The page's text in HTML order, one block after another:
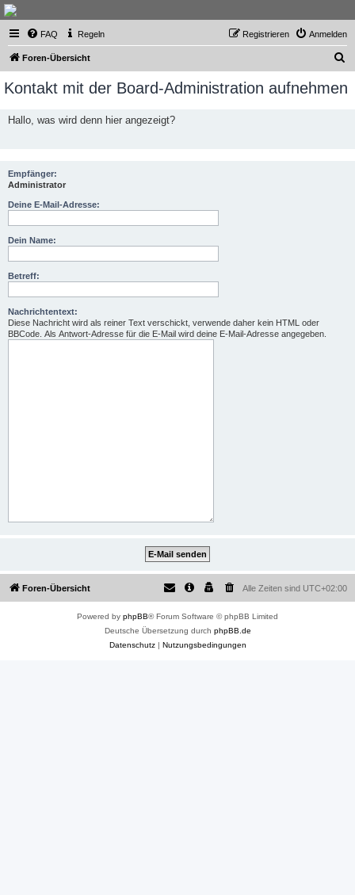
Thailand & Isaan Forum
- isaan-thai.ch
Das freundliche Forum über Thailand und den Isaan - von Membern für Member
FAQ Regeln Anmelden
Registrieren
Foren-Übersicht
c
Kontakt mit der Board-Administration aufnehmen
Hallo, was wird denn hier angezeigt?
Empfänger:
Administrator
Deine E-Mail-Adresse:
Dein Name:
Betreff:
Nachrichtentext:
Diese Nachricht wird als reiner Text verschickt, verwende daher kein HTML oder
BBCode. Als Antwort-Adresse für die E-Mail wird deine E-Mail-Adresse angegeben.
Foren-Übersicht Alle Zeiten sind UTC+02:00
Powered by phpBB® Forum Software © phpBB Limited
Deutsche Übersetzung durch phpBB.de
Datenschutz| Nutzungsbedingungen